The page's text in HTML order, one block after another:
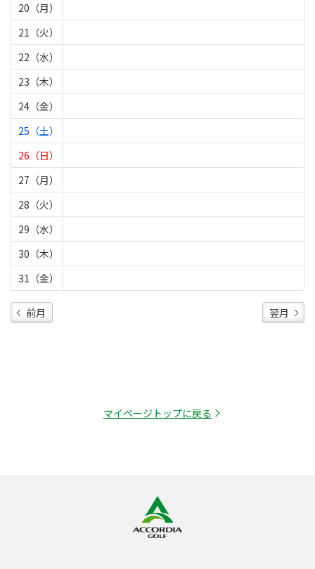
20（月）
21（火）
22（水）
23（木）
24（金）
25（土）
26（日）
27（月）
28（火）
29（水）
30（木）
31（金）
前月 翌月
マイページトップに戻る